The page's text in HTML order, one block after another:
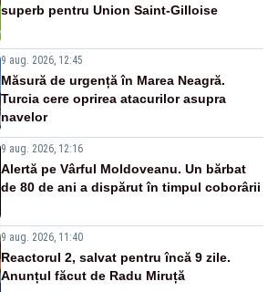
superb pentru Union Saint-Gilloise
9 aug. 2026, 12:45
Măsură de urgență în Marea Neagră.
Turcia cere oprirea atacurilor asupra
navelor
9 aug. 2026, 12:16
Alertă pe Vârful Moldoveanu. Un bărbat
de 80 de ani a dispărut în timpul coborârii
9 aug. 2026, 11:40
Reactorul 2, salvat pentru încă 9 zile.
Anunțul făcut de Radu Miruță